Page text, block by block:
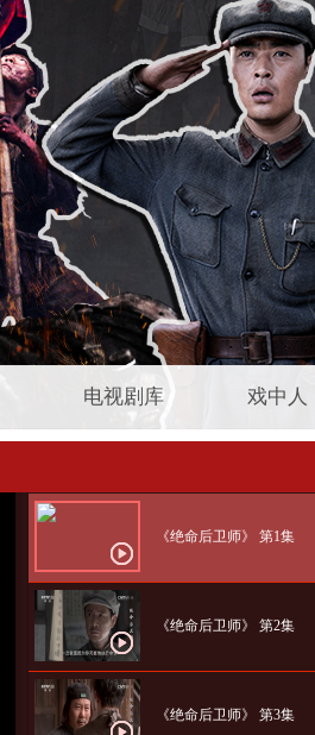
电视剧库 戏中人
《绝命后卫师》 第1集
《绝命后卫师》 第2集
《绝命后卫师》 第3集